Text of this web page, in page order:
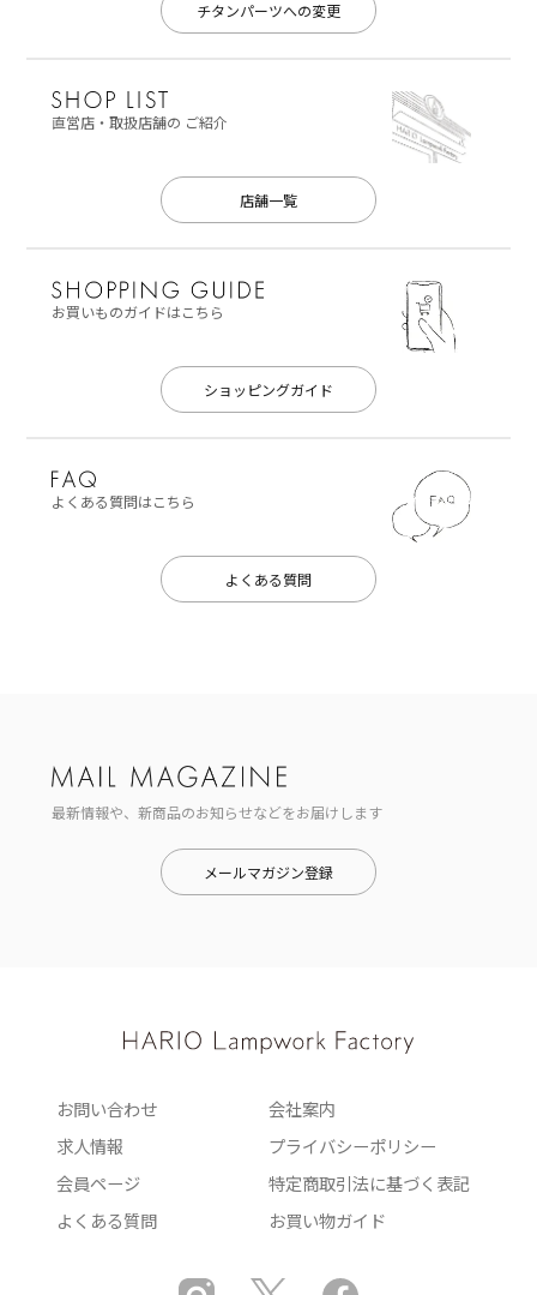
チタンパーツへの変更
直営店・取扱店舗の ご紹介
店舗一覧
お買いものガイドはこちら
ショッピングガイド
よくある質問はこちら
よくある質問
最新情報や、新商品のお知らせなどをお届けします
メールマガジン登録
お問い合わせ
会社案内
求人情報
プライバシーポリシー
会員ページ
特定商取引法に基づく表記
よくある質問
お買い物ガイド